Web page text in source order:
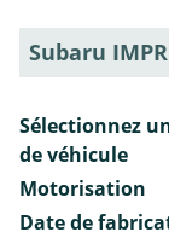
Subaru
Sélectionnez
de véhicule
Motorisation
Date de